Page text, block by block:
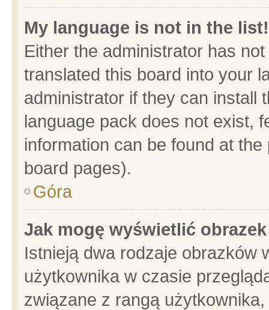
My language is not in the list!
Either the administrator has
translated this board into your
administrator if they can install
language pack does not exist,
information can be found at
board pages).
Góra
Jak mogę wyświetlić
Istnieją dwa rodzaje obrazków
użytkownika w czasie
związane z rangą